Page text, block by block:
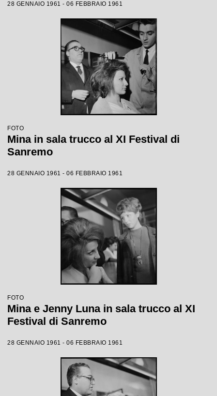
28 GENNAIO 1961 - 06 FEBBRAIO 1961
FOTO
Mina in sala trucco al XI Festival di
Sanremo
28 GENNAIO 1961 - 06 FEBBRAIO 1961
FOTO
Mina e Jenny Luna in sala trucco al XI
Festival di Sanremo
28 GENNAIO 1961 - 06 FEBBRAIO 1961